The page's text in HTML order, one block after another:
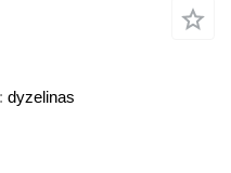
dyzelinas